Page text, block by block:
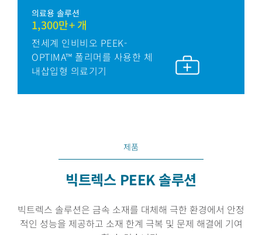
의료용 솔루션
1,300만+ 개
전세계 인비비오 PEEK-
OPTIMA™ 폴리머를 사용한 체
내삽입형 의료기기
제품
빅트렉스 PEEK 솔루션
빅트렉스 솔루션은 금속 소재를 대체해 극한 환경에서 안정
적인 성능을 제공하고 소재 한계 극복 및 문제 해결에 기여